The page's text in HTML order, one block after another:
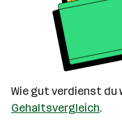
Wie gut verdienst du
Gehaltsvergleich.